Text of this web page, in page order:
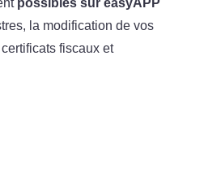
possibles sur easyAPP
la modification de vos
fiscaux et